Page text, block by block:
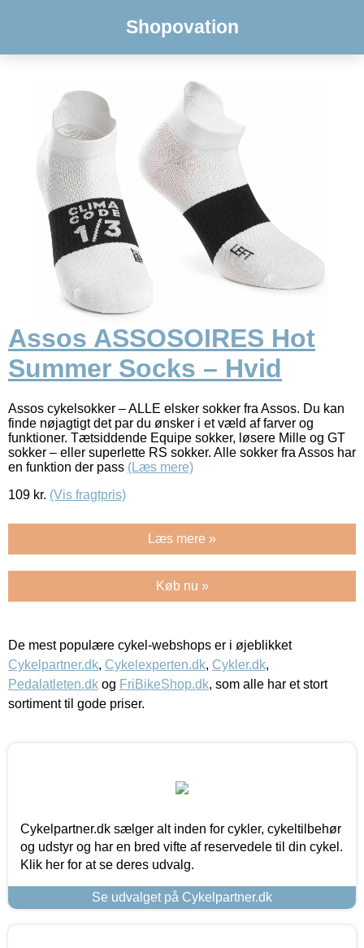
Shopovation
Assos ASSOSOIRES Hot
Summer Socks – Hvid
Assos cykelsokker – ALLE elsker sokker fra Assos. Du kan
finde nøjagtigt det par du ønsker i et væld af farver og
funktioner. Tætsiddende Equipe sokker, løsere Mille og GT
sokker – eller superlette RS sokker. Alle sokker fra Assos har
en funktion der pass (Læs mere)
109 kr. (Vis fragtpris)
Læs mere »
Køb nu »
De mest populære cykel-webshops er i øjeblikket
Cykelpartner.dk, Cykelexperten.dk, Cykler.dk,
Pedalatleten.dk og FriBikeShop.dk, som alle har et stort
sortiment til gode priser.
Cykelpartner.dk sælger alt inden for cykler, cykeltilbehør
og udstyr og har en bred vifte af reservedele til din cykel.
Klik her for at se deres udvalg.
Se udvalget på Cykelpartner.dk